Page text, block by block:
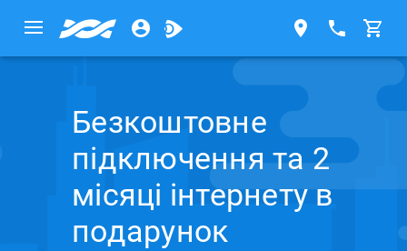
Безкоштовне
підключення та 2
місяці інтернету в
подарунок